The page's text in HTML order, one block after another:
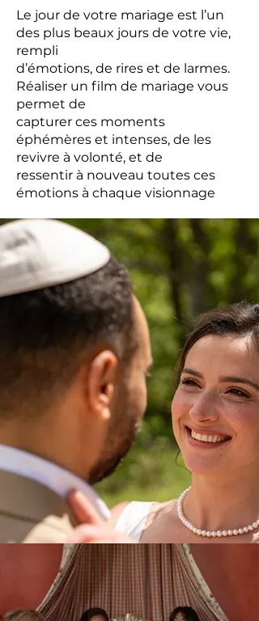
Le jour de votre mariage est l’un
des plus beaux jours de votre vie,
rempli
d’émotions, de rires et de larmes.
Réaliser un film de mariage vous
permet de
capturer ces moments
éphémères et intenses, de les
revivre à volonté, et de
ressentir à nouveau toutes ces
émotions à chaque visionnage